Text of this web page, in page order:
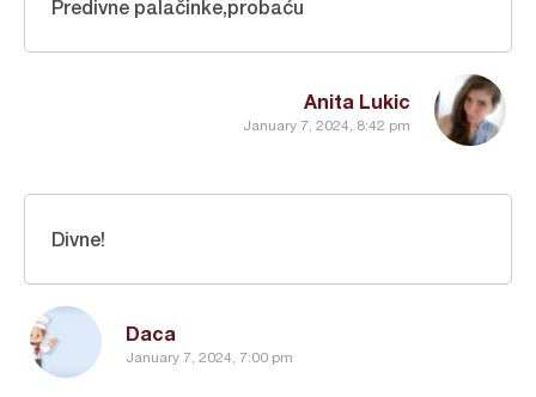
Anita Lukic
January 7, 2024, 8:42 pm
Predivne palačinke,probaću
Daca
January 7, 2024, 7:00 pm
Divne!